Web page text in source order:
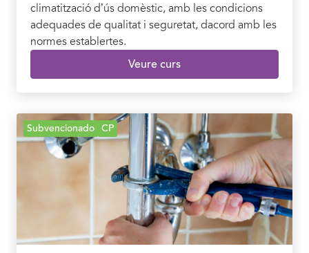
climatització d’ús domèstic, amb les condicions
adequades de qualitat i seguretat, dacord amb les
normes establertes.
Veure curs
Subvencionado CP